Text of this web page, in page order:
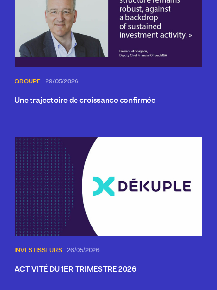
GROUPE 29/05/2026
Une trajectoire de croissance confirmée
INVESTISSEURS 26/05/2026
ACTIVITÉ DU 1ER TRIMESTRE 2026